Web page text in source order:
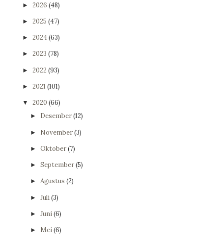
► 2026 (48)
► 2025 (47)
► 2024(63)
► 2023 (78)
► 2022 (93)
► 2021 (101)
▼ 2020 (66)
► Desember(12)
► November(3)
► Oktober(7)
► September(5)
► Agustus (2)
► Juli(3)
► Juni(6)
► Mei(6)